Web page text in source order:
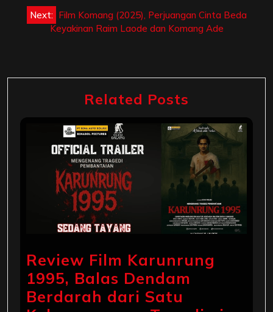
Next: Film Komang (2025), Perjuangan Cinta Beda
Keyakinan Raim Laode dan Komang Ade
Related Posts
Review Film Karunrung
1995, Balas Dendam
Berdarah dari Satu